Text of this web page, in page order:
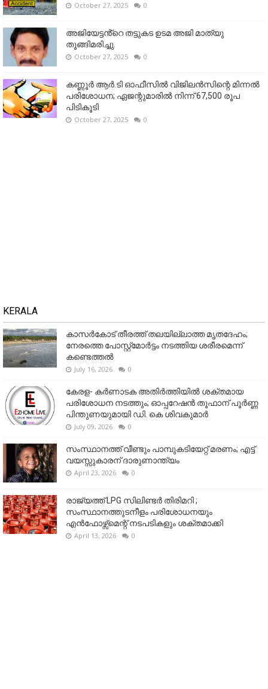
October 27, 2025 0
അജിയേട്ടൻ്റെ തട്ടുകട ഉടമ അജി മാത്യു
തൂങ്ങിമരിച്ചു.
October 27, 2025 0
കണ്ണൂര്‍ ആര്‍.ടി ഓഫീസില്‍ വിജിലൻസിന്റെ മിന്നല്‍
പരിശോധന; ഏജന്റുമാരില്‍ നിന്ന് 67,500 രൂപ
പിടികൂടി
October 27, 2025 0
KERALA
കാസർകോട് തീരത്ത് തലയില്ലാത്ത മൃതദേഹം;
നേരത്തെ പോസ്റ്റ്‌മോർട്ടം നടത്തിയ ശരീരമെന്ന്
കണ്ടെത്തൽ
July 16, 2026 0
കേരള- കർണാടക അതിർത്തിയിൽ ശക്തമായ
പരിശോധന നടത്തും; ഓപ്പറേഷൻ തൂഫാന് പൂർണ്ണ
പിന്തുണയുമായി ഡി. കെ ശിവകുമാർ
July 09, 2026 0
സംസ്ഥാനത്ത് വീണ്ടും പാമ്പുകടിയേറ്റ് മരണം; എട്ട്
വയസ്സുകാരന് ദാരുണാന്ത്യം
April 23, 2026 0
രാജ്യത്ത് LPG സിലിണ്ടർ തിരിമറി ;
സംസ്ഥാനത്തുടനീളം പരിശോധനയും
എൻഫോഴ്സ്മെന്റ് നടപടികളും ശക്തമാക്കി
April 13, 2026 0